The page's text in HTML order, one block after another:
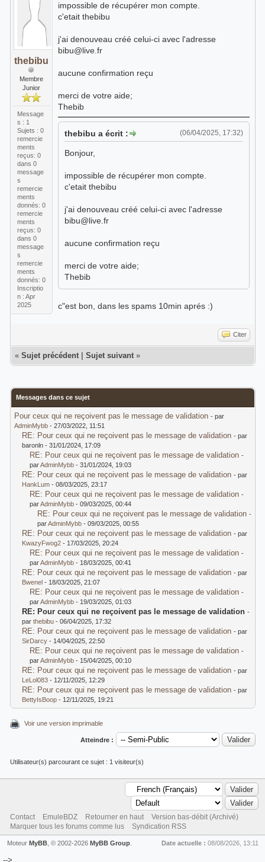
thebibu
Membre
Junior
Message
s : 1
Sujets : 0
remercie
ments
reçus: 0
dans 0
message
s
remercie
ments
donnés: 0
remercie
ments
reçus: 0
dans 0
message
s
remercie
ments
donnés: 0
Inscriptio
n : Apr
2025
impossible de récupérer mon compte.
c'etait thebibu
j'ai denouveau créé celui-ci avec l'adresse
bibu@live.fr
aucune confirmation reçu
merci de votre aide;
Thebib
(06/04/2025, 17:32)
thebibu a écrit :
Bonjour,
impossible de récupérer mon compte.
c'etait thebibu
j'ai denouveau créé celui-ci avec l'adresse
bibu@live.fr
aucune confirmation reçu
merci de votre aide;
Thebib
c"est bon, dans les spams 10min aprés :)
Citer
« Sujet précédent| Sujet suivant»
Messages dans ce sujet
Pour ceux qui ne reçoivent pas le message de validation - par
AdminMybb- 27/03/2022, 11:51
RE: Pour ceux qui ne reçoivent pas le message de validation - par
baronln - 31/01/2024, 17:09
RE: Pour ceux qui ne reçoivent pas le message de validation -
parAdminMybb- 31/01/2024, 19:03
RE: Pour ceux qui ne reçoivent pas le message de validation - par
HankLum- 08/03/2025, 23:17
RE: Pour ceux qui ne reçoivent pas le message de validation -
parAdminMybb- 09/03/2025, 00:44
RE: Pour ceux qui ne reçoivent pas le message de validation -
parAdminMybb- 09/03/2025, 00:55
RE: Pour ceux qui ne reçoivent pas le message de validation - par
KwazyFwog2- 17/03/2025, 20:24
RE: Pour ceux qui ne reçoivent pas le message de validation -
parAdminMybb- 18/03/2025, 00:41
RE: Pour ceux qui ne reçoivent pas le message de validation - par
Bwenel- 18/03/2025, 21:07
RE: Pour ceux qui ne reçoivent pas le message de validation -
parAdminMybb- 19/03/2025, 01:03
RE: Pour ceux qui ne reçoivent pas le message de validation -
par thebibu- 06/04/2025, 17:32
RE: Pour ceux qui ne reçoivent pas le message de validation - par
SirDarcy- 14/04/2025, 22:50
RE: Pour ceux qui ne reçoivent pas le message de validation -
parAdminMybb- 15/04/2025, 00:10
RE: Pour ceux qui ne reçoivent pas le message de validation - par
LeLol083- 12/11/2025, 12:29
RE: Pour ceux qui ne reçoivent pas le message de validation - par
BettyIsBoop- 12/11/2025, 19:21
Voir une version imprimable
Atteindre :
Utilisateur(s) parcourant ce sujet : 1 visiteur(s)
Contact EmuleBDZ Retourner en haut
Version bas-débit (Archivé)
Marquer tous les forums comme lus
Syndication RSS
Date actuelle : 08/08/2026, 13:11
Moteur MyBB, © 2002-2026 MyBB Group.
-->